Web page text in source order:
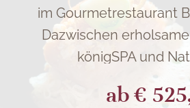
im Gourmetrestaurant
Dazwischen
königSPA und
ab €
DATENSCHUTZ
"Dialogshift GmbH" akzeptieren.
DATENSCHUTZ
"ADDITIVE GmbH" akzeptieren.